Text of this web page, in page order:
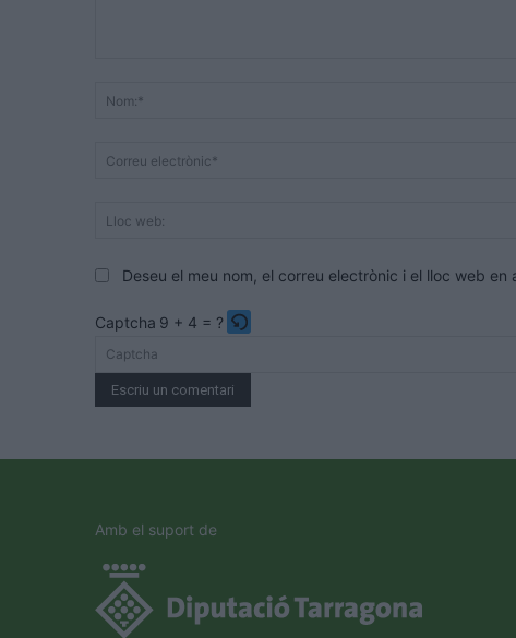
Deseu el meu nom, el correu electrònic i el lloc web
Captcha 9 + 4 = ?
Please
enter
the
to
verify
that
Amb el suport de